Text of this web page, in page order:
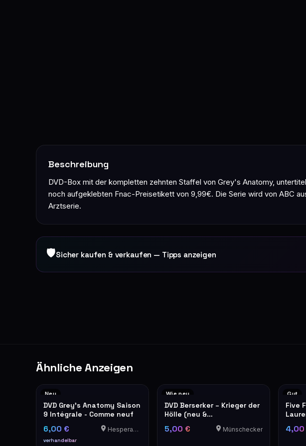
Beschreibung
DVD-Box mit der kompletten zehnten Staffel von Grey's Anatomy,
noch aufgeklebten Fnac-Preisetikett von 9,99€. Die Serie wird von ABC
Arztserie.
🛡Sicher kaufen & verkaufen — Tipps anzeigen
Ähnliche Anzeigen
Neu
DVD Grey's Anatomy Saison
9 Intégrale - Comme neuf
6,00 €
verhandelbar
Hesperange
Wie neu
DVD Berserker – Krieger der
Hölle (neu &
originalverpackt)
5,00 € Münschecker
Gut
Five
4,00